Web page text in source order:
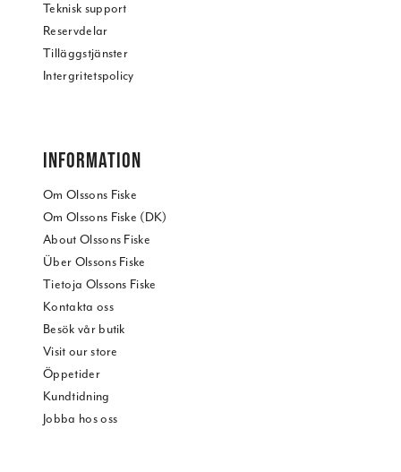
Teknisk support
Reservdelar
Tilläggstjänster
Intergritetspolicy
INFORMATION
Om Olssons Fiske
Om Olssons Fiske (DK)
About Olssons Fiske
Über Olssons Fiske
Tietoja Olssons Fiske
Kontakta oss
Besök vår butik
Visit our store
Öppetider
Kundtidning
Jobba hos oss